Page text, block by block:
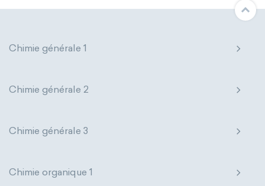
Chimie générale 1
Chimie générale 2
Chimie générale 3
Chimie organique 1